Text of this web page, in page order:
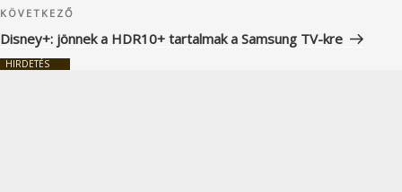
Következő
bejegyzés
KÖVETKEZŐ
Disney+: jönnek a HDR10+ tartalmak a Samsung TV-kre
HIRDETÉS